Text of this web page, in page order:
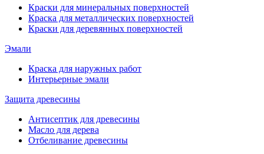
Краски для минеральных поверхностей
Краска для металлических поверхностей
Краски для деревянных поверхностей
Эмали
Краска для наружных работ
Интерьерные эмали
Защита древесины
Антисептик для древесины
Масло для дерева
Отбеливание древесины